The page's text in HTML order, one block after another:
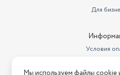
20
2
Высота (мм)
125
Для
Условия
Мы используем файлы cookie